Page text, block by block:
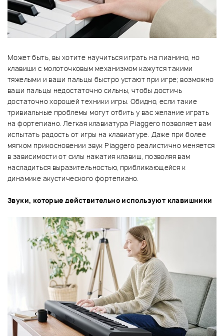
Может быть, вы хотите научиться играть на пианино, но
клавиши с молоточковым механизмом кажутся такими
тяжелыми и ваши пальцы быстро устают при игре; возможно
ваши пальцы недостаточно сильны, чтобы достичь
достаточно хорошей техники игры. Обидно, если такие
тривиальные проблемы могут отбить у вас желание играть
на фортепиано. Легкая клавиатура Piaggero позволяет вам
испытать радость от игры на клавиатуре. Даже при более
мягком прикосновении звук Piaggero реалистично меняется
в зависимости от силы нажатия клавиш, позволяя вам
насладиться выразительностью, приближающейся к
динамике акустического фортепиано.
Звуки, которые действительно используют клавишники